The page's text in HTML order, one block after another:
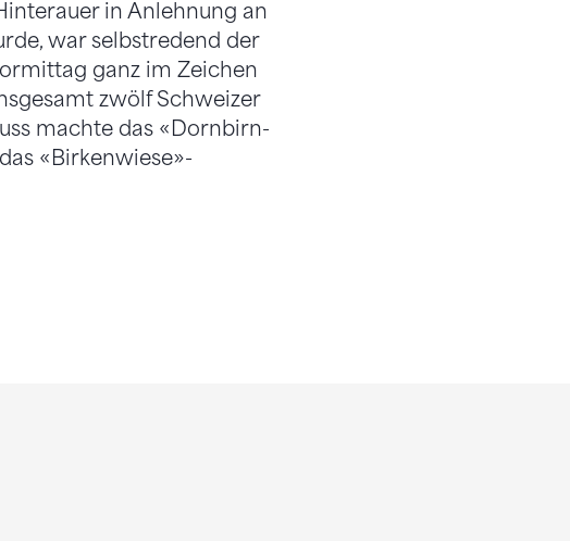
in Anlehnung an
war selbstredend der
ganz im Zeichen
zwölf Schweizer
machte das «Dornbirn-
«Birkenwiese»-